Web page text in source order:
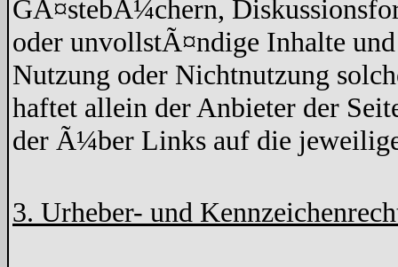
GÃ¤stebÃ¼chern,
oder unvollstÃ¤ndige Inhalte
Nutzung oder Nichtnutzung
haftet allein der Anbieter der
der Ã¼ber Links auf die
3. Urheber- und